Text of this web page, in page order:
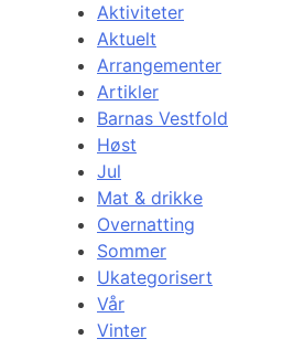
Aktiviteter
Aktuelt
Arrangementer
Artikler
Barnas Vestfold
Høst
Jul
Mat & drikke
Overnatting
Sommer
Ukategorisert
Vår
Vinter